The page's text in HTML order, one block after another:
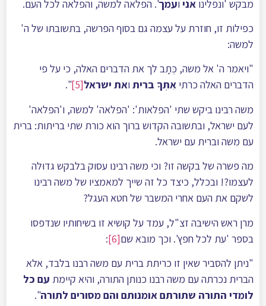
מבקש 'ונפלינואניועמך'. הפלאה למשה, והפלאה לכל העם.
כפילות זו, חוזרת על עצמה גם בסוף הפרשה, בתשובתו של ה'
למשה:
"ויאמר ה' אל משה, כְּתָב לך את הדברים האלה, כי על פי
הדברים האלה כרתיאִתְּךָ בריתואת ישראל[5]
".
משה רבינו ביקש שתי 'הפלאות': 'הפלאה' למשה, ו'הפלאה'
לעם ישראל, ובתשובה הקדוש ברוך הוא כורת שתי בריתות: ברית
עם משה וברית עם ישראל.
מה פשרה של בקשה זו? וכי משה רבינו עסוק בלבקש גדוּלה
לעצמו?! ובכלל, כיצד כל זה שייך למאמציו של משה רבינו
לשקם את העם אחרי המשבר של חטא העגל?
מרן ראש הישיבה זצ"ל, עמד על קושיא זו בשיחותיו שנדפסו
בספר 'עת לכל חפץ'. וכך מובא שם[6]
:
"ניתן להסביר שאין זו כריתת ברית עם משה רבנו בלבד, אלא
הברית נכרתה עם משה רבנו כנותן התורה, והיא קיימת עם כל
לומדי התורה שתורתם אומנותם והם מסורים לתורה".